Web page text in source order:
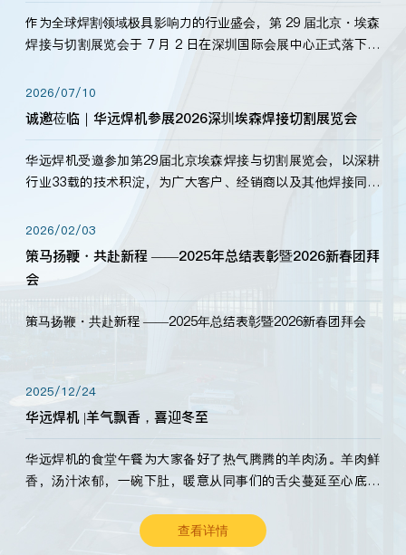
作为全球焊割领域极具影响力的行业盛会，第 29 届北京・埃森
焊接与切割展览会于 7 月 2 日在深圳国际会展中心正式落下帷
标准，持之以恒研发新产品、新技术。新老客户、行业伙伴、
海内外客户为目睹公司发布的新产…
2026/07/10
诚邀莅临｜华远焊机参展2026深圳埃森焊接切割展览会
华远焊机受邀参加第29届北京埃森焊接与切割展览会，以深耕
行业33载的技术积淀，为广大客户、经销商以及其他焊接同仁
2026/02/03
策马扬鞭・共赴新程 ——2025年总结表彰暨2026新春团拜
会
策马扬鞭・共赴新程 ——2025年总结表彰暨2026新春团拜会
2025/12/24
华远焊机 |羊气飘香，喜迎冬至
华远焊机的食堂午餐为大家备好了热气腾腾的羊肉汤。羊肉鲜
香，汤汁浓郁，一碗下肚，暖意从同事们的舌尖蔓延至心底。
查看详情